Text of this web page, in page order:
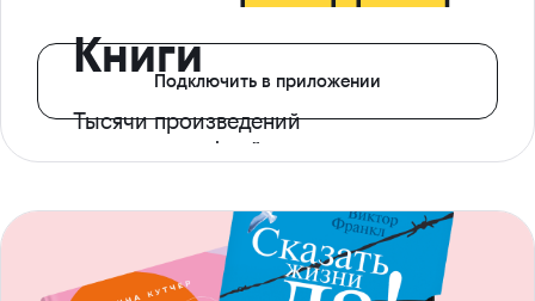
Книги
Тысячи произведений
с доступом офлайн
Подключить в приложении